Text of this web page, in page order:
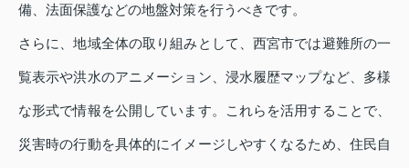
備、法面保護などの地盤対策を行うべきです。
さらに、地域全体の取り組みとして、西宮市では避難所の一
覧表示や洪水のアニメーション、浸水履歴マップなど、多様
な形式で情報を公開しています。これらを活用することで、
災害時の行動を具体的にイメージしやすくなるため、住民自